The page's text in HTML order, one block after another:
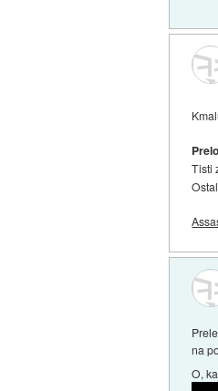
Tisti
na
O,